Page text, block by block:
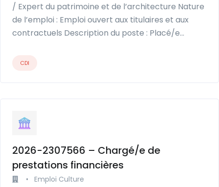
/ Expert du patrimoine et de l’architecture Nature
de l’emploi : Emploi ouvert aux titulaires et aux
contractuels Description du poste : Placé/e…
CDI
2026-2307566 – Chargé/e de
prestations financières
• Emploi Culture